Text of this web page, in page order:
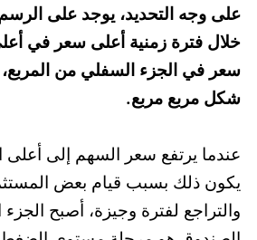
خلال فترة زمنية أعلى سعر في
سعر في الجزء السفلي من
شكل مربع مربع.
عندما يرتفع سعر السهم إلى أعلى
يكون ذلك بسبب قيام بعض
والتراجع لفترة وجيزة، أصبح